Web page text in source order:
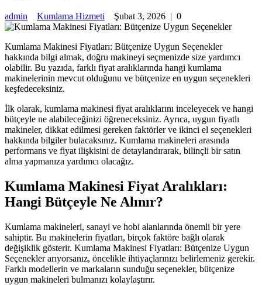
admin Kumlama Hizmeti Şubat 3, 2026 | 0
Kumlama Makinesi Fiyatları: Bütçenize Uygun Seçenekler
hakkında bilgi almak, doğru makineyi seçmenizde size yardımcı
olabilir. Bu yazıda, farklı fiyat aralıklarında hangi kumlama
makinelerinin mevcut olduğunu ve bütçenize en uygun seçenekleri
keşfedeceksiniz.
İlk olarak, kumlama makinesi fiyat aralıklarını inceleyecek ve hangi
bütçeyle ne alabileceğinizi öğreneceksiniz. Ayrıca, uygun fiyatlı
makineler, dikkat edilmesi gereken faktörler ve ikinci el seçenekleri
hakkında bilgiler bulacaksınız. Kumlama makineleri arasında
performans ve fiyat ilişkisini de detaylandırarak, bilinçli bir satın
alma yapmanıza yardımcı olacağız.
Kumlama Makinesi Fiyat Aralıkları:
Hangi Bütçeyle Ne Alınır?
Kumlama makineleri, sanayi ve hobi alanlarında önemli bir yere
sahiptir. Bu makinelerin fiyatları, birçok faktöre bağlı olarak
değişiklik gösterir. Kumlama Makinesi Fiyatları: Bütçenize Uygun
Seçenekler arıyorsanız, öncelikle ihtiyaçlarınızı belirlemeniz gerekir.
Farklı modellerin ve markaların sunduğu seçenekler, bütçenize
uygun makineleri bulmanızı kolaylaştırır.